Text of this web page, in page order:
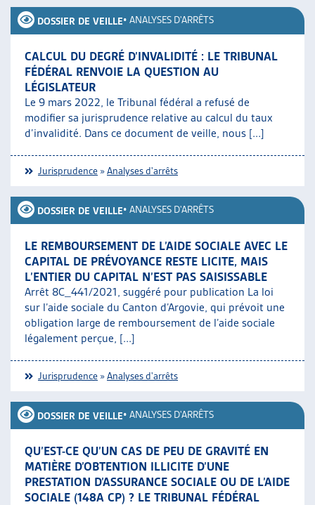
DOSSIER DE VEILLE• ANALYSES D'ARRÊTS
CALCUL DU DEGRÉ D’INVALIDITÉ : LE TRIBUNAL
FÉDÉRAL RENVOIE LA QUESTION AU
LÉGISLATEUR
Le 9 mars 2022, le Tribunal fédéral a refusé de
modifier sa jurisprudence relative au calcul du taux
d’invalidité. Dans ce document de veille, nous [...]
Jurisprudence »Analyses d'arrêts
DOSSIER DE VEILLE• ANALYSES D'ARRÊTS
LE REMBOURSEMENT DE L’AIDE SOCIALE AVEC LE
CAPITAL DE PRÉVOYANCE RESTE LICITE, MAIS
L’ENTIER DU CAPITAL N’EST PAS SAISISSABLE
Arrêt 8C_441/2021, suggéré pour publication La loi
sur l’aide sociale du Canton d’Argovie, qui prévoit une
obligation large de remboursement de l’aide sociale
légalement perçue, [...]
Jurisprudence »Analyses d'arrêts
DOSSIER DE VEILLE• ANALYSES D'ARRÊTS
QU’EST-CE QU’UN CAS DE PEU DE GRAVITÉ EN
MATIÈRE D’OBTENTION ILLICITE D’UNE
PRESTATION D’ASSURANCE SOCIALE OU DE L’AIDE
SOCIALE (148A CP) ? LE TRIBUNAL FÉDÉRAL